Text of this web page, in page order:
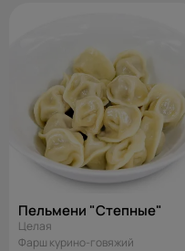
Пельмени "Степные"
Целая
Фарш курино-говяжий